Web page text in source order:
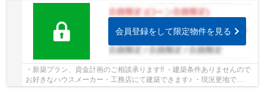
会員登録をして限定物件を見る
・新築プラン、資金計画のご相談承ります!! ・建築条件ありませんので
お好きなハウスメーカー・工務店にて建築できます♪ ・現況更地で
す！！ ・阪急西院駅徒歩6分!!